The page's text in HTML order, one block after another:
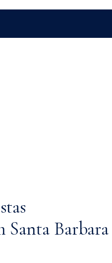
Santa Barbara